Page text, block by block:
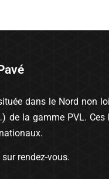
dans le Nord non
de la gamme PVL.
rendez-vous.